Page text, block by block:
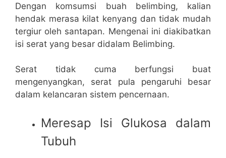
Dengan komsumsi buah belimbing, kalian
hendak merasa kilat kenyang dan tidak mudah
tergiur oleh santapan. Mengenai ini diakibatkan
isi serat yang besar didalam Belimbing.
Serat tidak cuma berfungsi buat
mengenyangkan, serat pula pengaruhi besar
dalam kelancaran sistem pencernaan.
Meresap Isi Glukosa dalam
Tubuh